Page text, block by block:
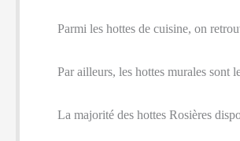
Parmi les hottes de cuisine, on
Par ailleurs, les hottes murales sont
La majorité des hottes Rosières